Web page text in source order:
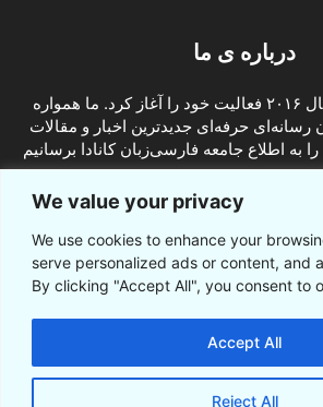
We value your privacy
We use cookies to enhance your
serve personalized ads or content, and
By clicking "Accept All", you consent to
Reject All
Accept All
درباره ی ما
پیکوبینو در ابتدای سال ۲۰۱۶ فعالیت خود را آغاز کرد. ما همواره
رسانه‌ای حرفه‌ای جدیدترین اخبار و مقالات
ما را دنبال کنید